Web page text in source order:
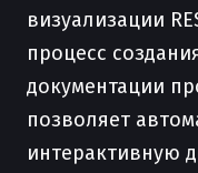
визуализации
процесс
документации
позволяет
интерактивную